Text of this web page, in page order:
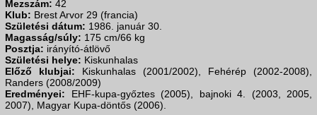
Mezszám: 42
Klub: Brest Arvor 29 (francia)
Születési dátum: 1986. január 30.
Magasság/súly: 175 cm/66 kg
Posztja: irányító-átlövő
Születési helye: Kiskunhalas
Előző klubjai: Kiskunhalas (2001/2002), Fehérép (2002-2008),
Randers (2008/2009)
Eredményei: EHF-kupa-győztes (2005), bajnoki 4. (2003, 2005,
2007), Magyar Kupa-döntős (2006).